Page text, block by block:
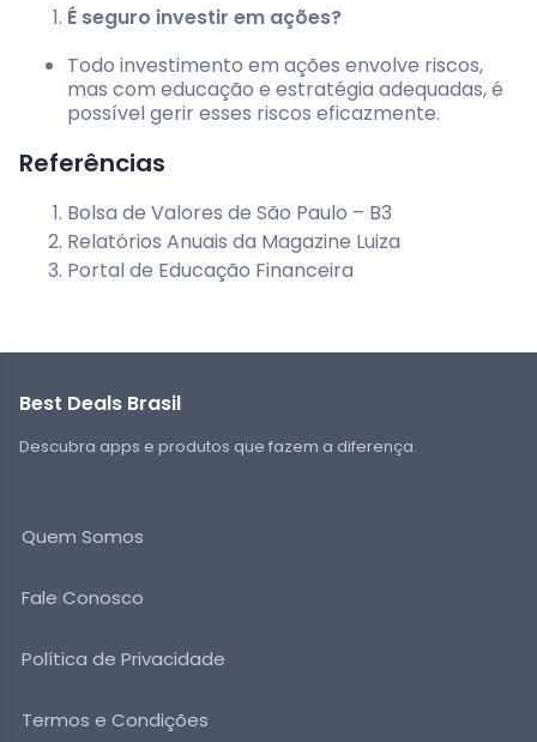
É seguro investir em ações?
Todo investimento em ações envolve riscos,
mas com educação e estratégia adequadas, é
possível gerir esses riscos eficazmente.
Referências
Bolsa de Valores de São Paulo – B3
Relatórios Anuais da Magazine Luiza
Portal de Educação Financeira
Best Deals Brasil
Descubra apps e produtos que fazem a diferença.
Quem Somos
Fale Conosco
Política de Privacidade
Termos e Condições